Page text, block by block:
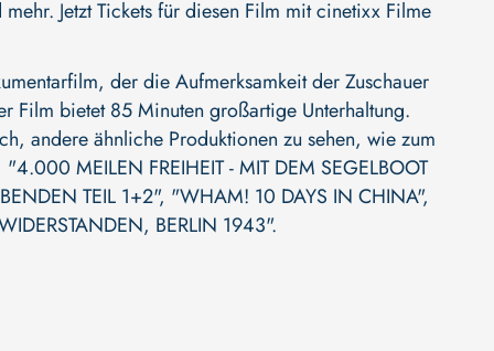
Jetzt Tickets für diesen Film mit cinetixx Filme
der die Aufmerksamkeit der Zuschauer
Film bietet 85 Minuten großartige Unterhaltung.
andere ähnliche Produktionen zu sehen, wie zum
"4.000 MEILEN FREIHEIT - MIT DEM SEGELBOOT
TEIL 1+2", "WHAM! 10 DAYS IN CHINA",
BERLIN 1943".